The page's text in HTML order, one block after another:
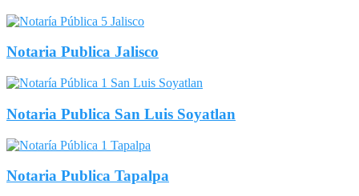
Notaria Publica Jalisco
Notaria Publica San Luis Soyatlan
Notaria Publica Tapalpa